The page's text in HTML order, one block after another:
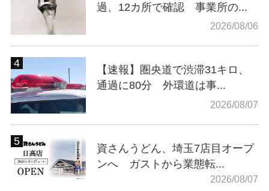
過、12カ所で確認 事業所の...
2026/08/06
【速報】圏央道で渋滞31キロ、
通過に80分 外環道は事...
2026/08/07
資さんうどん、埼玉7店目オープ
ンへ ガストから業態転...
2026/08/07